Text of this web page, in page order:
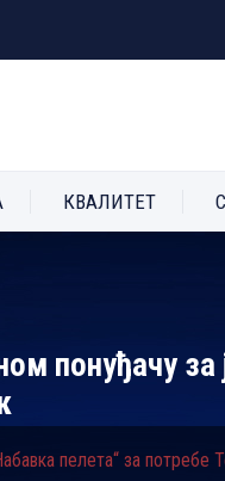
КВАЛИТЕТ
понуђачу
пелета“ за